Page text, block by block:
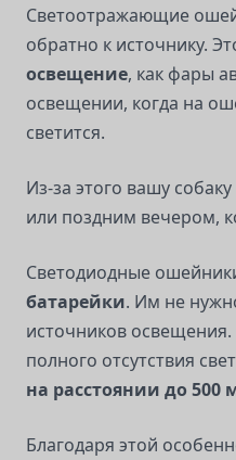
Светоотражающие
обратно к источнику.
освещение, как фары
освещении, когда на
светится.
Из-за этого вашу
или поздним вечером,
Светодиодные
батарейки. Им не
источников
полного отсутствия
на расстоянии до 500
Благодаря этой